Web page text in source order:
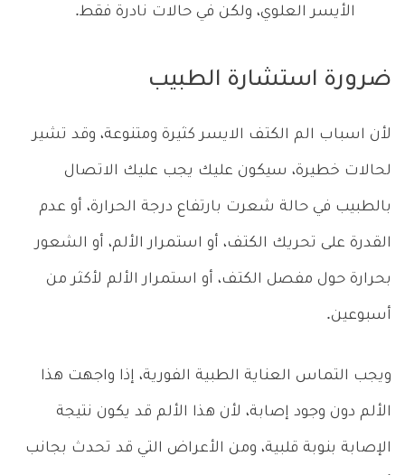
الأيسر العلوي، ولكن في حالات نادرة فقط.
ضرورة استشارة الطبيب
لأن اسباب الم الكتف الايسر كثيرة ومتنوعة، وقد تشير
لحالات خطيرة، سيكون عليك يجب عليك الاتصال
بالطبيب في حالة شعرت بارتفاع درجة الحرارة، أو عدم
القدرة على تحريك الكتف، أو استمرار الألم، أو الشعور
بحرارة حول مفصل الكتف، أو استمرار الألم لأكثر من
أسبوعين.
ويجب التماس العناية الطبية الفورية، إذا واجهت هذا
الألم دون وجود إصابة، لأن هذا الألم قد يكون نتيجة
الإصابة بنوبة قلبية، ومن الأعراض التي قد تحدث بجانب